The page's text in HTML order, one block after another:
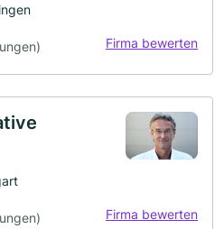
Firma bewerten
Firma bewerten